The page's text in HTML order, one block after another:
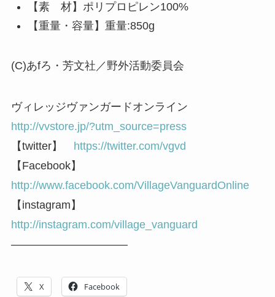
【素 材】ポリプロピレン100%
【重量・容量】重量:850g
(C)あfろ・芳文社／野外活動委員会
ヴィレッジヴァンガードオンライン
http://vvstore.jp/?utm_source=press
【twitter】
https://twitter.com/vgvd
【Facebook】
http://www.facebook.com/VillageVanguardOnline
【instagram】
http://instagram.com/village_vanguard
——————————–
X Facebook